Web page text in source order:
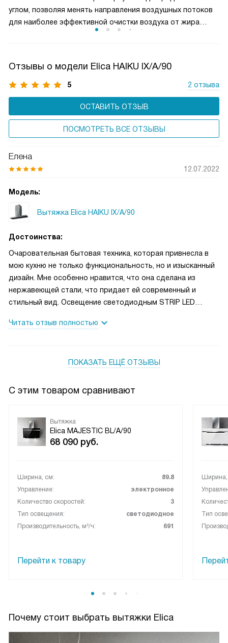
углом, позволяя менять направления воздушных потоков
для наиболее эффективной очистки воздуха от жира
Отзывы о модели Elica HAIKU IX/A/90
5 2 отзыва
ОСТАВИТЬ ОТЗЫВ
ПОСМОТРЕТЬ ВСЕ ОТЗЫВЫ
Елена
12.07.2022
Модель:
Вытяжка Elica HAIKU IX/A/90
Достоинства:
Очаровательная бытовая техника, которая привнесла в
мою кухню не только функциональность, но и изысканный
дизайн. Мне особенно нравится, что она сделана из
нержавеющей стали, что придает ей современный и
стильный вид. Освещение светодиодным STRIP LED
использовании.
Читать отзыв полностью
ПОКАЗАТЬ ЕЩЁ ОТЗЫВЫ
С этим товаром сравнивают
Вытяжка
Elica MAJESTIC BL/A/90
68 090 руб.
Ширина, см:
89.8
Управление:
электронное
Количество скоростей:
3
Тип освещения:
светодиодное
Производительность, м³/ч:
691
Перейти к товару
Тип
Почему стоит выбрать вытяжки Elica